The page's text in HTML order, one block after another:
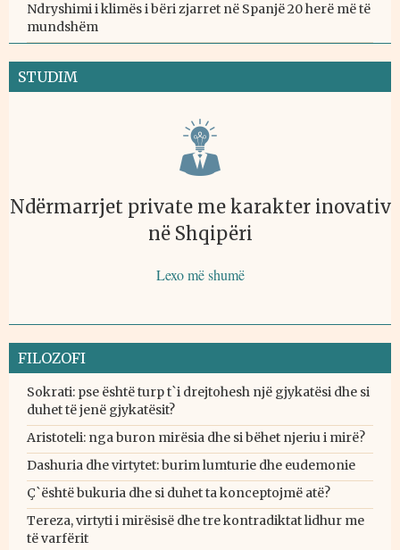
Ndryshimi i klimës i bëri zjarret në Spanjë 20 herë më të
mundshëm
STUDIM
Ndërmarrjet private me karakter inovativ
në Shqipëri
Lexo më shumë
FILOZOFI
Sokrati: pse është turp t`i drejtohesh një gjykatësi dhe si
duhet të jenë gjykatësit?
Aristoteli: nga buron mirësia dhe si bëhet njeriu i mirë?
Dashuria dhe virtytet: burim lumturie dhe eudemonie
Ç`është bukuria dhe si duhet ta konceptojmë atë?
Tereza, virtyti i mirësisë dhe tre kontradiktat lidhur me
të varfërit